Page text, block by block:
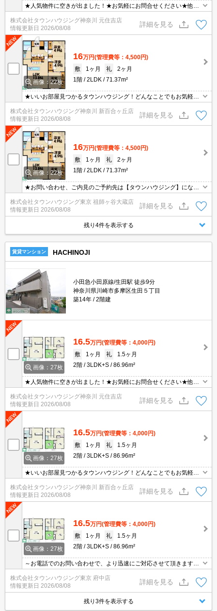
★人気物件に空きが出ました！★お気軽にお問合せください★他社
様の物件も含めて気になる物件はまとめてご紹介可能です！★ZOO
Mでのご相談も承ります★
株式会社タウンハウジング神奈川 元住吉店
情報更新日 2026/08/08
詳細を見る
画像：22枚
16万円(管理費等：4,500円)
敷
1ヶ月 礼
2ヶ月
1階
2LDK 71.37m²
★いいお部屋見つかるタウンハウジング！どんなことでもお気軽に
ご相談ください♪★
株式会社タウンハウジング神奈川 新百合ヶ丘店
情報更新日 2026/08/08
詳細を見る
画像：22枚
16万円(管理費等：4,500円)
敷
1ヶ月 礼
2ヶ月
1階
2LDK 71.37m²
★お問い合わせ、ご内見のご予約先は【タウンハウジング】になり
ます★お間違いなく♪
株式会社タウンハウジング東京 祖師ヶ谷大蔵店
情報更新日 2026/08/08
詳細を見る
残り4件を表示する
賃貸マンション HACHINOJI
小田急小田原線/生田駅 徒歩9分
神奈川県川崎市多摩区生田５丁目
築14年
2階建
画像：27枚
16.5万円(管理費等：4,000円)
敷
1ヶ月 礼
1.5ヶ月
2階
3LDK+S 86.96m²
★人気物件に空きが出ました！★お気軽にお問合せください★他社
様の物件も含めて気になる物件はまとめてご紹介可能です！★ZOO
Mでのご相談も承ります★
株式会社タウンハウジング神奈川 元住吉店
情報更新日 2026/08/08
詳細を見る
画像：27枚
16.5万円(管理費等：4,000円)
敷
1ヶ月 礼
1.5ヶ月
2階
3LDK+S 86.96m²
★いいお部屋見つかるタウンハウジング！どんなことでもお気軽に
ご相談ください♪★
株式会社タウンハウジング神奈川 新百合ヶ丘店
情報更新日 2026/08/08
詳細を見る
画像：27枚
16.5万円(管理費等：4,000円)
敷
1ヶ月 礼
1.5ヶ月
2階
3LDK+S 86.96m²
～お電話でのお問い合わせで、より迅速にご対応させて頂きます～
地域密着タウンハウジングまで～
株式会社タウンハウジング東京 府中店
情報更新日 2026/08/08
詳細を見る
残り3件を表示する